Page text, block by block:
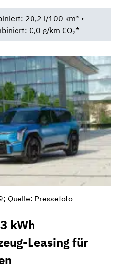
20,2 l/100 km* •
0,0 g/km CO2*
Quelle: Pressefoto
kWh
Leasing für